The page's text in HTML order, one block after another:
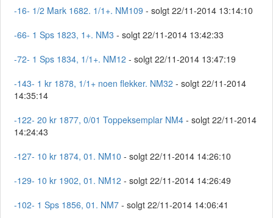
-16- 1/2 Mark 1682. 1/1+. NM109 - solgt 22/11-2014 13:14:10
-66- 1 Sps 1823, 1+. NM3 - solgt 22/11-2014 13:42:33
-72- 1 Sps 1834, 1/1+. NM12 - solgt 22/11-2014 13:47:19
-143- 1 kr 1878, 1/1+ noen flekker. NM32 - solgt 22/11-2014
14:35:14
-122- 20 kr 1877, 0/01 Toppeksemplar NM4 - solgt 22/11-2014
14:24:43
-127- 10 kr 1874, 01. NM10 - solgt 22/11-2014 14:26:10
-129- 10 kr 1902, 01. NM12 - solgt 22/11-2014 14:26:49
-102- 1 Sps 1856, 01. NM7 - solgt 22/11-2014 14:06:41